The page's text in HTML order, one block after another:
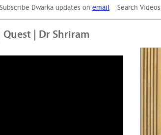
Subscribe Dwarka updates on email Search Videos
| Quest | Dr Shriram